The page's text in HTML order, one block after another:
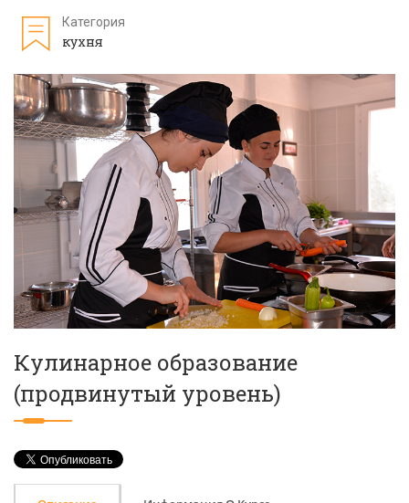
Категория
кухня
Кулинарное образование
(продвинутый уровень)